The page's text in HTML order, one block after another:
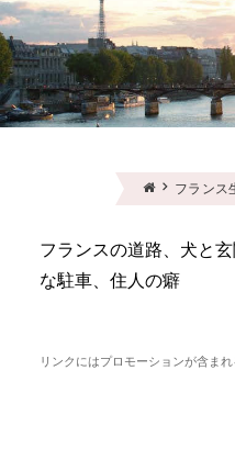
フランス
フランスの道路、犬と
な駐車、住人の癖
リンクにはプロモーションが含まれ